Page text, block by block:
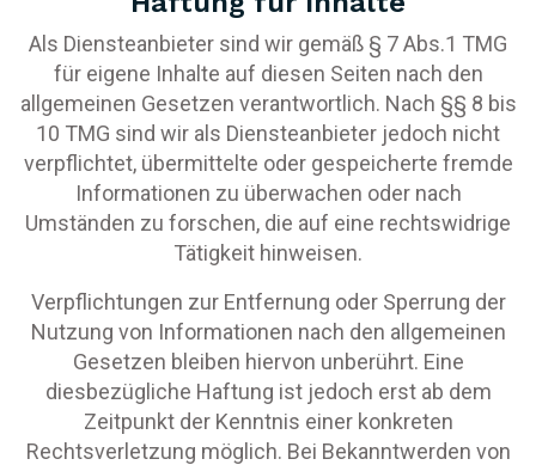
Als Diensteanbieter sind wir gemäß § 7 Abs.1 TMG
für eigene Inhalte auf diesen Seiten nach den
allgemeinen Gesetzen verantwortlich. Nach §§ 8 bis
10 TMG sind wir als Diensteanbieter jedoch nicht
verpflichtet, übermittelte oder gespeicherte fremde
Informationen zu überwachen oder nach
Umständen zu forschen, die auf eine rechtswidrige
Tätigkeit hinweisen.
Verpflichtungen zur Entfernung oder Sperrung der
Nutzung von Informationen nach den allgemeinen
Gesetzen bleiben hiervon unberührt. Eine
diesbezügliche Haftung ist jedoch erst ab dem
Zeitpunkt der Kenntnis einer konkreten
Rechtsverletzung möglich. Bei Bekanntwerden von